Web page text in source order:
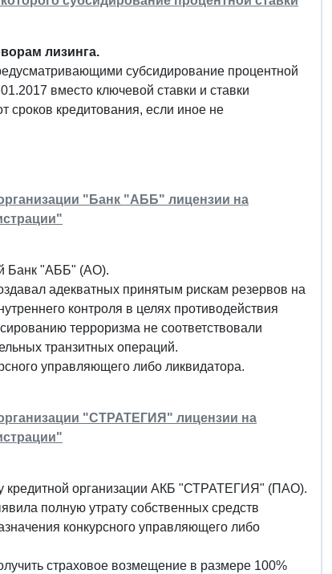
лизинга.
субсидирование процентной
вместо ключевой ставки и ставки
кредитования, если иное не
"Банк "АББ" лицензии на
Банк "АББ" (АО).
адекватных принятым рискам резервов на
контроля в целях противодействия
терроризма не соответствовали
транзитных операций.
управляющего либо ликвидатора.
"СТРАТЕГИЯ" лицензии на
у кредитной организации АКБ "СТРАТЕГИЯ" (ПАО).
полную утрату собственных средств
конкурсного управляющего либо
страховое возмещение в размере 100%